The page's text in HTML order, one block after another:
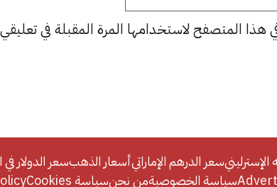
هذا المتصفح لاستخدامها المرة المقبلة في
سعر الدرهم الإماراتيأسعار الذهبسعر الدولار
سياسة الخصوصيةمن نحنسياسة Cookies